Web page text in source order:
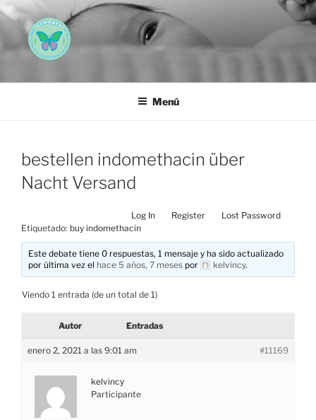
Saltar
al
contenido
AEMAREH
Menú
bestellen indomethacin über
Nacht Versand
Log In Register
Lost Password
Etiquetado: buy indomethacin
Este debate tiene 0 respuestas, 1 mensaje y ha sido actualizado
por última vez el hace 5 años, 7 meses por kelvincy.
Viendo 1 entrada (de un total de 1)
Autor Entradas
enero 2, 2021 a las 9:01 am #11169
kelvincy
Participante